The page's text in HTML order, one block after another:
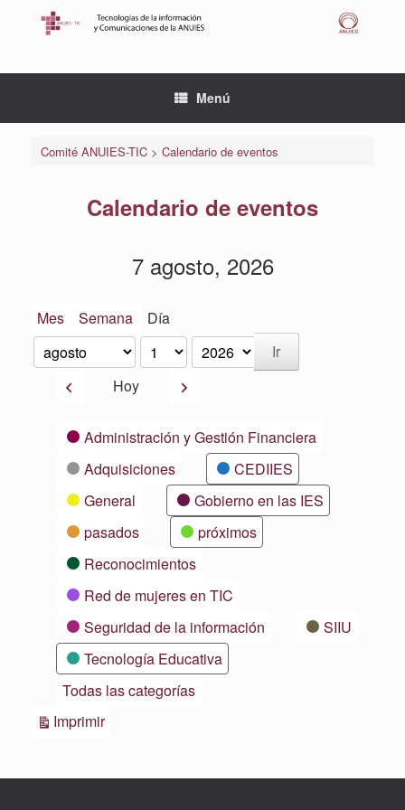
Menú
Comité ANUIES-TIC> Calendario de eventos
Calendario de eventos
7 agosto, 2026
Mes Semana Día
Mes
Día
Año
AnteriorHoy Siguiente
CategoríasAdministración y Gestión Financiera
Adquisiciones
CEDIIES
General
Gobierno en las IES
pasados
próximos
Reconocimientos
Red de mujeres en TIC
Seguridad de la información
SIIU
Tecnología Educativa
Todas las categorías
ImprimirVistas